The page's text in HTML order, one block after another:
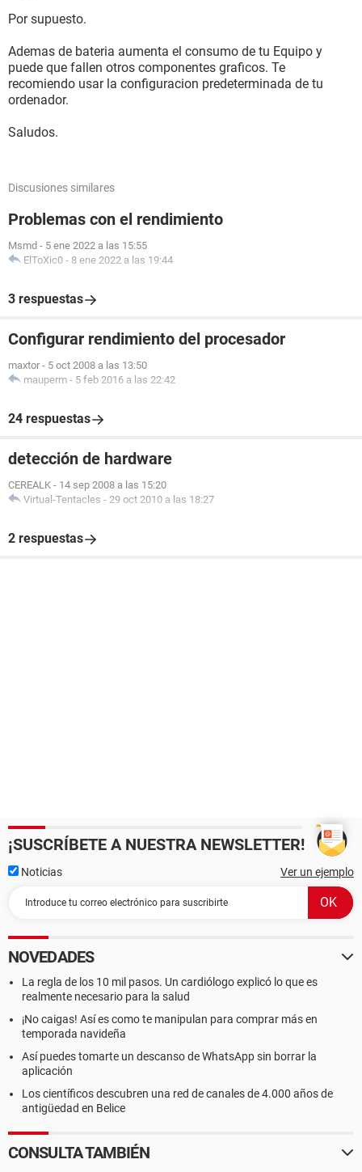
Por supuesto.
Ademas de bateria aumenta el consumo de tu Equipo y
puede que fallen otros componentes graficos. Te
recomiendo usar la configuracion predeterminada de tu
ordenador.
Saludos.
Discusiones similares
Problemas con el rendimiento
Msmd - 5 ene 2022 a las 15:55
ElToXic0 - 8 ene 2022 a las 19:44
3 respuestas
Configurar rendimiento del procesador
maxtor - 5 oct 2008 a las 13:50
mauperm - 5 feb 2016 a las 22:42
24 respuestas
detección de hardware
CEREALK - 14 sep 2008 a las 15:20
Virtual-Tentacles - 29 oct 2010 a las 18:27
2 respuestas
¡SUSCRÍBETE A NUESTRA NEWSLETTER!
Noticias Ver un ejemplo
NOVEDADES
La regla de los 10 mil pasos. Un cardiólogo explicó lo que es
realmente necesario para la salud
¡No caigas! Así es como te manipulan para comprar más en
temporada navideña
Así puedes tomarte un descanso de WhatsApp sin borrar la
aplicación
Los científicos descubren una red de canales de 4.000 años de
antigüedad en Belice
CONSULTA TAMBIÉN